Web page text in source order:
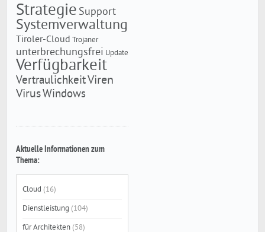
Strategie Support
Systemverwaltung
Tiroler-Cloud Trojaner
unterbrechungsfrei Update
Verfügbarkeit
VertraulichkeitViren
VirusWindows
Aktuelle Informationen zum
Thema:
Cloud (16)
Dienstleistung (104)
für Architekten(58)